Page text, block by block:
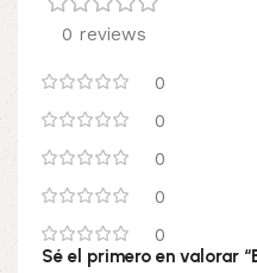
0 reviews
0
0
0
0
0
Sé el primero en valorar